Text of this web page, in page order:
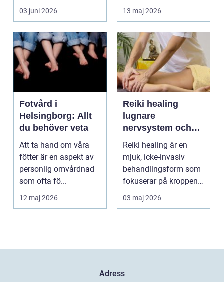
03 juni 2026
handlar sällan bara
om alkohol, narkoti...
13 maj 2026
Fotvård i
Helsingborg: Allt
du behöver veta
Att ta hand om våra
fötter är en aspekt av
personlig omvårdnad
som ofta fö...
12 maj 2026
Reiki healing
lugnare
nervsystem och
djupare
återhämtning
Reiki healing är en
mjuk, icke-invasiv
behandlingsform som
fokuserar på kroppens
egen förmåga att lä...
03 maj 2026
Adress